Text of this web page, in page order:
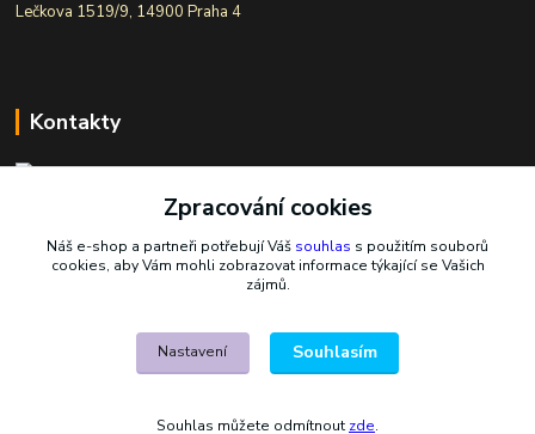
Lečkova 1519/9, 14900 Praha 4
Kontakty
Ivana Šiková
+420 607 146 238
Po-Pá, 8-18 hod.
Zpracování cookies
Náš e-shop a partneři potřebují Váš souhlas s použitím souborů
cookies, aby Vám mohli zobrazovat informace týkající se Vašich
zájmů.
Nastavení Souhlasím
Souhlas můžete odmítnout zde.